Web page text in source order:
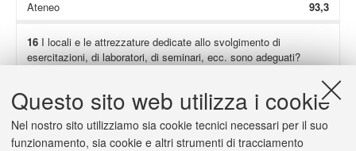
Questo sito web utilizza i cookie
Nel nostro sito utilizziamo sia cookie tecnici necessari per il suo
funzionamento, sia cookie e altri strumenti di tracciamento
Ateneo
93,3
16I locali e le attrezzature dedicate allo svolgimento di
esercitazioni, di laboratori, di seminari, ecc. sono adeguati?
45,9
Totale
95,5
I anno